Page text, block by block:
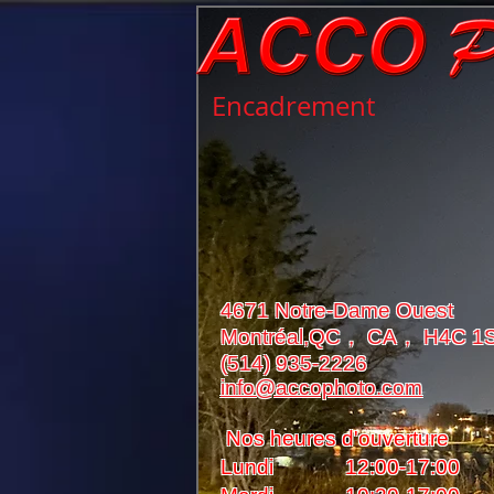
Encadrement
4671 Notre-Dame Ouest
Montréal,QC， CA， H4C
(514) 935-2226
info@accophoto.com
Nos heures d'ouverture
Lundi 12:00-17:00